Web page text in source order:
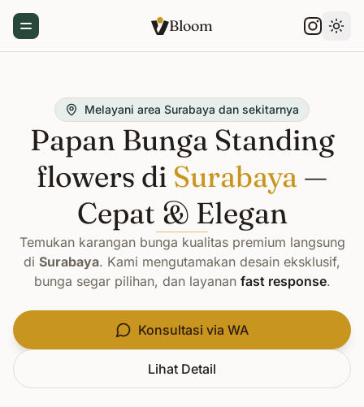
Toggle Menu Bloom
Melayani area Surabaya dan sekitarnya
Papan Bunga Standing
flowers di Surabaya —
Cepat & Elegan
Temukan karangan bunga kualitas premium langsung
di Surabaya. Kami mengutamakan desain eksklusif,
bunga segar pilihan, dan layanan fast response.
Konsultasi via WA
Lihat Detail